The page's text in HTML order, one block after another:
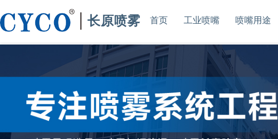
长原喷雾 首页 工业喷嘴 喷嘴用途